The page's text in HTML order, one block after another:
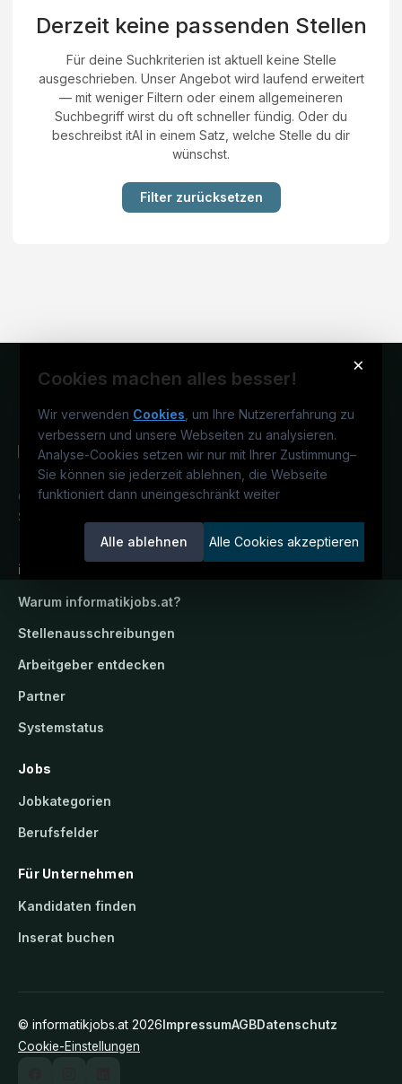
Derzeit keine passenden Stellen
Für deine Suchkriterien ist aktuell keine Stelle
ausgeschrieben. Unser Angebot wird laufend erweitert
— mit weniger Filtern oder einem allgemeineren
Suchbegriff wirst du oft schneller fündig. Oder du
beschreibst itAI in einem Satz, welche Stelle du dir
wünschst.
Filter zurücksetzen
×
Cookies machen alles besser!
Wir verwenden Cookies , um Ihre Nutzererfahrung zu
verbessern und unsere Webseiten zu analysieren.
Analyse-Cookies setzen wir nur mit Ihrer Zustimmung–
Sie können sie jederzeit ablehnen, die Webseite
funktioniert dann uneingeschränkt weiter
Alle ablehnen Alle Cookies akzeptieren
Österreichs IT-Karriereportal.Ein
Service der candidatis GmbH.
informatikjobs.at
Warum informatikjobs.at?
Stellenausschreibungen
Arbeitgeber entdecken
Partner
Systemstatus
Jobs
Jobkategorien
Berufsfelder
Für Unternehmen
Kandidaten finden
Inserat buchen
© informatikjobs.at 2026ImpressumAGBDatenschutz
Cookie-Einstellungen